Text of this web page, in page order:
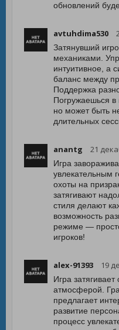
обновлений
avtuhdima530
Затянувший
механиками.
интуитивное, а
баланс между
Поддержка
Погружаешься
но может быть
длительных
anantg 21
Игра
увлекательным
охоты на
затягивают
стиля делают
возможность
режиме —
игроков!
alex-91393 19
Игра
атмосферой.
предлагает
развитие
процесс